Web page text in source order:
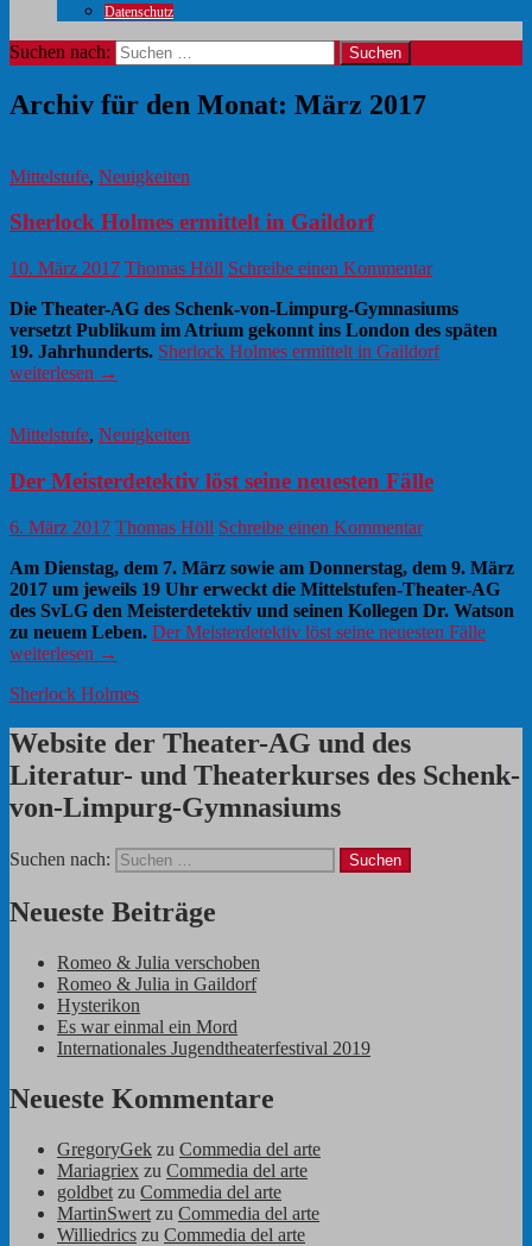
Datenschutz
Suchen nach:
Archiv für den Monat: März 2017
Mittelstufe, Neuigkeiten
Sherlock Holmes ermittelt in Gaildorf
10. März 2017 Thomas Höll Schreibe einen Kommentar
Die Theater-AG des Schenk-von-Limpurg-Gymnasiums
versetzt Publikum im Atrium gekonnt ins London des späten
19. Jahrhunderts. Sherlock Holmes ermittelt in Gaildorf
weiterlesen →
Mittelstufe, Neuigkeiten
Der Meisterdetektiv löst seine neuesten Fälle
6. März 2017 Thomas Höll Schreibe einen Kommentar
Am Dienstag, dem 7. März sowie am Donnerstag, dem 9. März
2017 um jeweils 19 Uhr erweckt die Mittelstufen-Theater-AG
des SvLG den Meisterdetektiv und seinen Kollegen Dr. Watson
zu neuem Leben. Der Meisterdetektiv löst seine neuesten Fälle
weiterlesen →
Sherlock Holmes
Website der Theater-AG und des
Literatur- und Theaterkurses des Schenk-
von-Limpurg-Gymnasiums
Suchen nach:
Neueste Beiträge
Romeo & Julia verschoben
Romeo & Julia in Gaildorf
Hysterikon
Es war einmal ein Mord
Internationales Jugendtheaterfestival 2019
Neueste Kommentare
GregoryGek zu Commedia del arte
Mariagriex zu Commedia del arte
goldbet zu Commedia del arte
MartinSwert zu Commedia del arte
Williedrics zu Commedia del arte